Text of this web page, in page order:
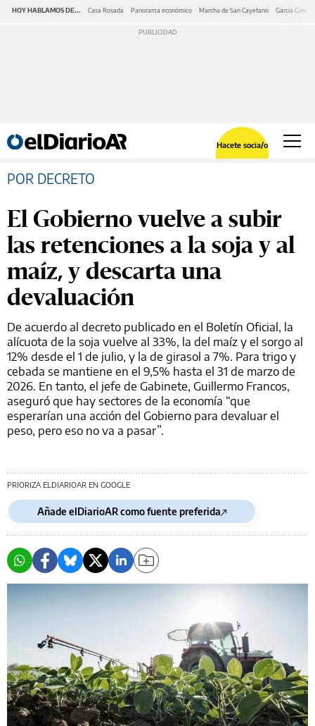
HOY HABLAMOS DE... Casa Rosada Panorama económico Marcha de San Cayetano García Cuerva
Hacete socia/o
POR DECRETO
El Gobierno vuelve a subir
las retenciones a la soja y al
maíz, y descarta una
devaluación
De acuerdo al decreto publicado en el Boletín Oficial, la
alícuota de la soja vuelve al 33%, la del maíz y el sorgo al
12% desde el 1 de julio, y la de girasol a 7%. Para trigo y
cebada se mantiene en el 9,5% hasta el 31 de marzo de
2026. En tanto, el jefe de Gabinete, Guillermo Francos,
aseguró que hay sectores de la economía “que
esperarían una acción del Gobierno para devaluar el
peso, pero eso no va a pasar”.
PRIORIZA ELDIARIOAR EN GOOGLE
Añade elDiarioAR como fuente preferida